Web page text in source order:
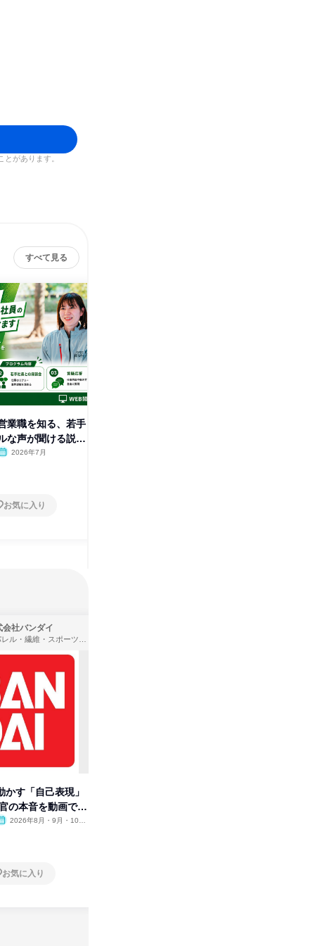
があります。
すべて見る
業職を知る、若手
な声が聞ける説明
2026年7月
お気に入り
会社バンダイ
アパレル・繊維・スポーツメーカー、製造・メーカー、ゲーム制作・販売
かす「自己表現」
の本音を動画で公
2026年8月・9月・10
お気に入り